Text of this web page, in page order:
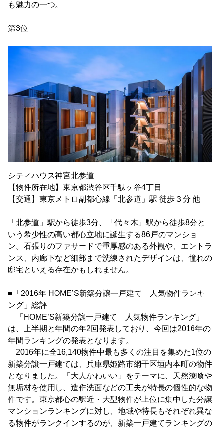
も魅力の一つ。
第3位
シティハウス神宮北参道
【物件所在地】東京都渋谷区千駄ヶ谷4丁目
【交通】東京メトロ副都心線「北参道」駅 徒歩３分 他
「北参道」駅から徒歩3分、「代々木」駅から徒歩8分と
いう希少性の高い都心立地に誕生する86戸のマンショ
ン。石張りのファサードで重厚感のある外観や、エントラ
ンス、内廊下など細部まで洗練されたデザインは、憧れの
邸宅といえる存在かもしれません。
■「2016年 HOME’S新築分譲一戸建て 人気物件ランキ
ング」総評
「HOME’S新築分譲一戸建て 人気物件ランキング」
は、上半期と年間の年2回発表しており、今回は2016年の
年間ランキングの発表となります。
2016年に全16,140物件中最も多くの注目を集めた1位の
新築分譲一戸建ては、兵庫県姫路市網干区垣内本町の物件
となりました。「大人かわいい」をテーマに、天然漆喰や
無垢材を使用し、造作洗面などの工夫が特長の個性的な物
件です。東京都心の駅近・大型物件が上位に集中した分譲
マンションランキングに対し、地域や特長もそれぞれ異な
る物件がランクインするのが、新築一戸建てランキングの